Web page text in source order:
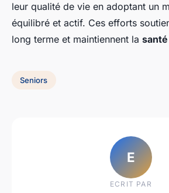
leur qualité de vie en adoptant un
équilibré et actif. Ces efforts
long terme et maintiennent la santé
Seniors
E
ECRIT PAR